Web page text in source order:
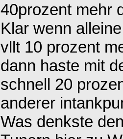
Loginbox
40prozent mehr
Klar wenn
vllt 10 prozent
dann haste mit
schnell 20
anderer
Was denkste